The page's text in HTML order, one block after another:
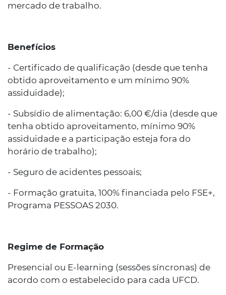
mercado de trabalho.
Benefícios
- Certificado de qualificação (desde que tenha
obtido aproveitamento e um mínimo 90%
assiduidade);
- Subsídio de alimentação: 6,00 €/dia (desde que
tenha obtido aproveitamento, mínimo 90%
assiduidade e a participação esteja fora do
horário de trabalho);
- Seguro de acidentes pessoais;
- Formação gratuita, 100% financiada pelo FSE+,
Programa PESSOAS 2030.
Regime de Formação
Presencial ou E-learning (sessões síncronas) de
acordo com o estabelecido para cada UFCD.